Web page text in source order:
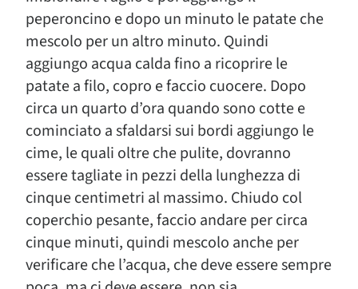
peperoncino e dopo un minuto le patate che
mescolo per un altro minuto. Quindi
aggiungo acqua calda fino a ricoprire le
patate a filo, copro e faccio cuocere. Dopo
circa un quarto d’ora quando sono cotte e
cominciato a sfaldarsi sui bordi aggiungo le
cime, le quali oltre che pulite, dovranno
essere tagliate in pezzi della lunghezza di
cinque centimetri al massimo. Chiudo col
coperchio pesante, faccio andare per circa
cinque minuti, quindi mescolo anche per
verificare che l’acqua, che deve essere sempre